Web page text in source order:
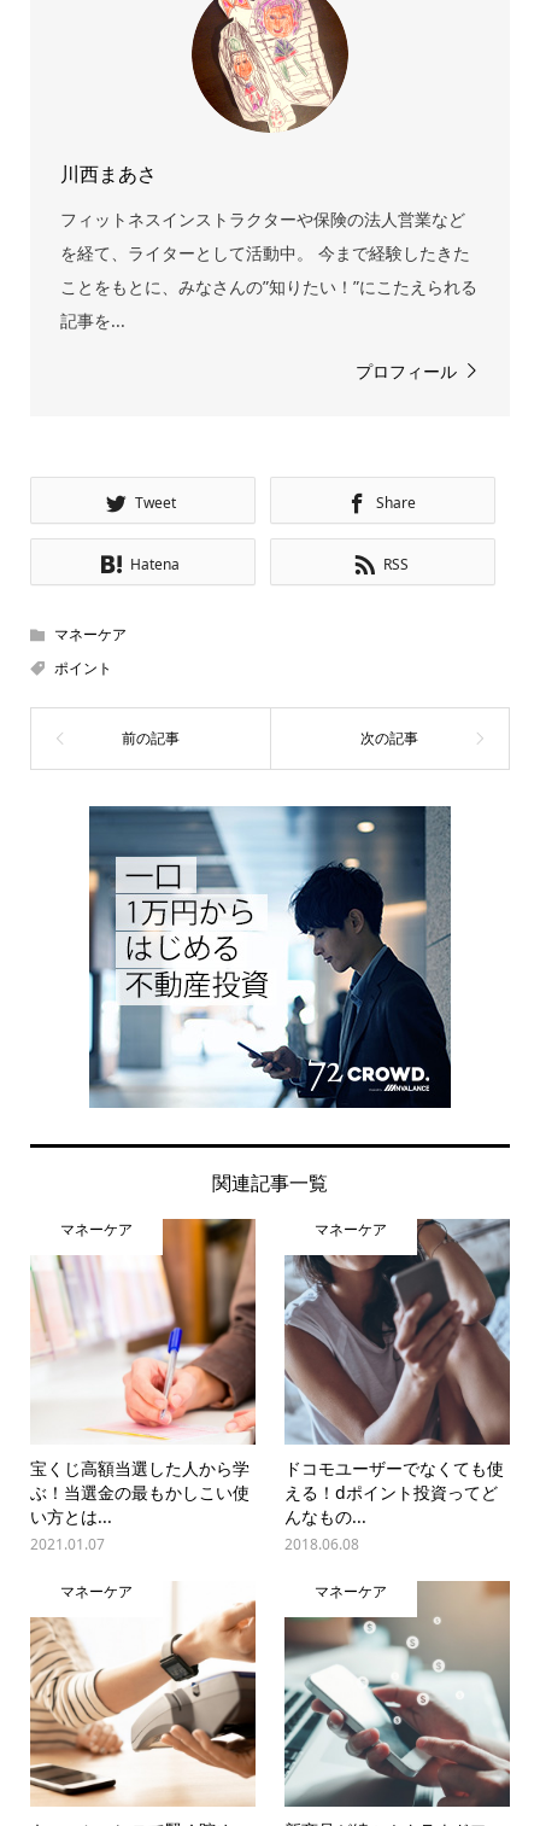
川西まあさ
フィットネスインストラクターや保険の法人営業など
を経て、ライターとして活動中。 今まで経験したきた
ことをもとに、みなさんの”知りたい！”にこたえられる
記事を...
プロフィール
Tweet Share
Hatena RSS
マネーケア
ポイント
関連記事一覧
マネーケア
宝くじ高額当選した人から学
ぶ！当選金の最もかしこい使
い方とは...
2021.01.07
マネーケア
ドコモユーザーでなくても使
える！dポイント投資ってど
んなもの...
2018.06.08
マネーケア マネーケア